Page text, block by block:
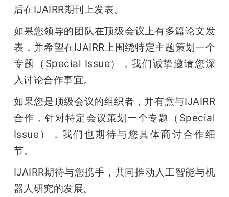
后在IJAIRR期刊上发表。
如果您领导的团队在顶级会议上有多篇论文发
表，并希望在IJAIRR上围绕特定主题策划一个
专题（Special Issue），我们诚挚邀请您深
入讨论合作事宜。
如果您是顶级会议的组织者，并有意与IJAIRR
合作，针对特定会议策划一个专题（Special
Issue），我们也期待与您具体商讨合作细
节。
IJAIRR期待与您携手，共同推动人工智能与机
器人研究的发展。